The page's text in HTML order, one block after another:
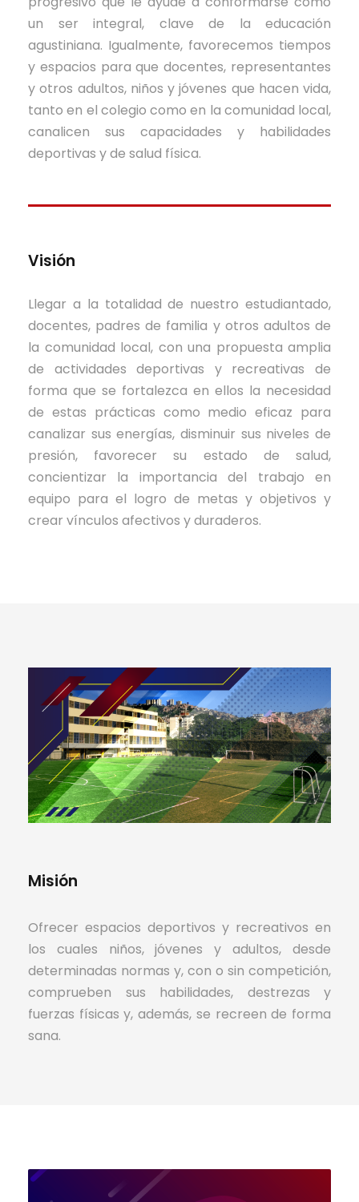
un ser integral, clave de la educación
agustiniana. Igualmente, favorecemos tiempos
y espacios para que docentes, representantes
y otros adultos, niños y jóvenes que hacen vida,
tanto en el colegio como en la comunidad local,
canalicen sus capacidades y habilidades
deportivas y de salud física.
Visión
Llegar a la totalidad de nuestro estudiantado,
docentes, padres de familia y otros adultos de
la comunidad local, con una propuesta amplia
de actividades deportivas y recreativas de
forma que se fortalezca en ellos la necesidad
de estas prácticas como medio eficaz para
canalizar sus energías, disminuir sus niveles de
presión, favorecer su estado de salud,
concientizar la importancia del trabajo en
equipo para el logro de metas y objetivos y
crear vínculos afectivos y duraderos.
Misión
Ofrecer espacios deportivos y recreativos en
los cuales niños, jóvenes y adultos, desde
determinadas normas y, con o sin competición,
comprueben sus habilidades, destrezas y
fuerzas físicas y, además, se recreen de forma
sana.